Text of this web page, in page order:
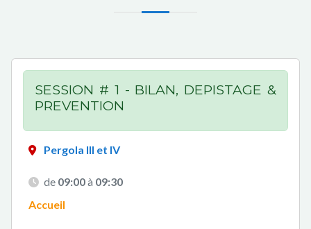
SESSION # 1 - BILAN, DEPISTAGE &
PREVENTION
Pergola III et IV
de 09:00à 09:30
Accueil